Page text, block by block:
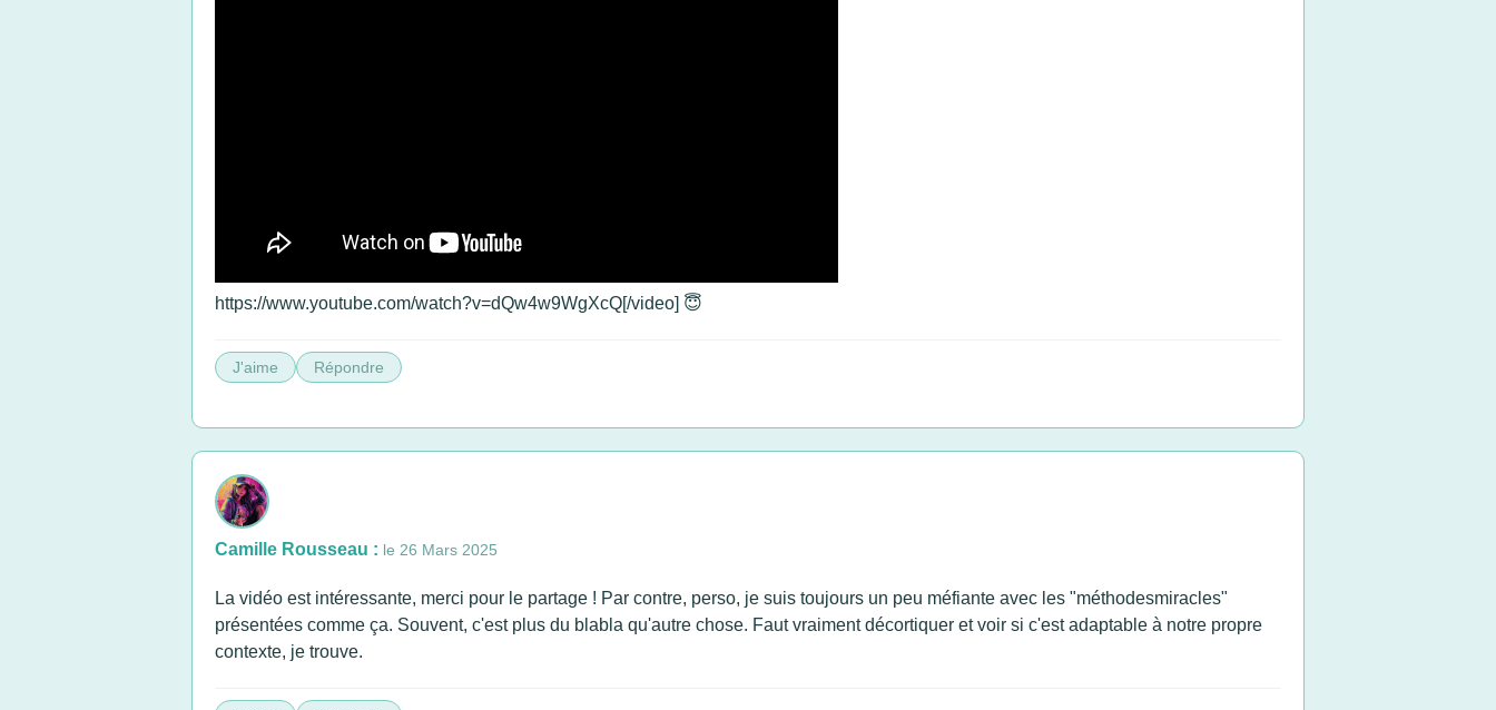
https://www.youtube.com/watch?v=dQw4w9WgXcQ[/video] 😇
J'aime Répondre
Camille Rousseau : le 26 Mars 2025
La vidéo est intéressante, merci pour le partage ! Par contre, perso, je suis toujours un peu méfiante avec les "méthodesmiracles"
présentées comme ça. Souvent, c'est plus du blabla qu'autre chose. Faut vraiment décortiquer et voir si c'est adaptable à notre propre
contexte, je trouve.